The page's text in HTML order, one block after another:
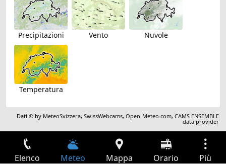
Precipitazioni Vento Nuvole
Temperatura
Dati © by MeteoSvizzera,SwissWebcams,Open-Meteo.com,CAMS ENSEMBLE
data provider
Elenco Meteo Mappa Orario Più